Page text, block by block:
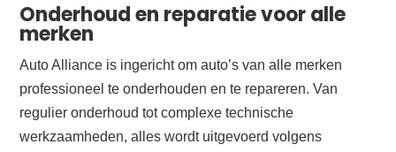
Onderhoud en reparatie voor alle
merken
Auto Alliance is ingericht om auto’s van alle merken
professioneel te onderhouden en te repareren. Van
regulier onderhoud tot complexe technische
werkzaamheden, alles wordt uitgevoerd volgens